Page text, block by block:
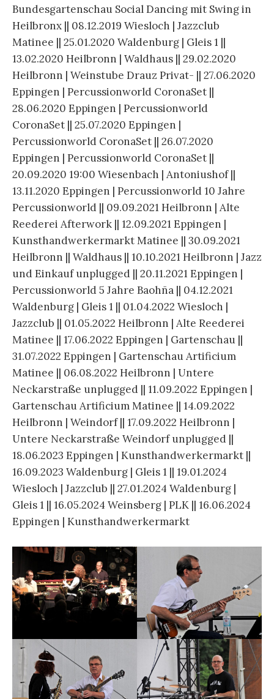
Bundesgartenschau Social Dancing mit Swing in
Heilbronx || 08.12.2019 Wiesloch | Jazzclub
Matinee || 25.01.2020 Waldenburg | Gleis 1 ||
13.02.2020 Heilbronn | Waldhaus || 29.02.2020
Heilbronn | Weinstube Drauz Privat- || 27.06.2020
Eppingen | Percussionworld CoronaSet ||
28.06.2020 Eppingen | Percussionworld
CoronaSet || 25.07.2020 Eppingen |
Percussionworld CoronaSet || 26.07.2020
Eppingen | Percussionworld CoronaSet ||
20.09.2020 19:00 Wiesenbach | Antoniushof ||
13.11.2020 Eppingen | Percussionworld 10 Jahre
Percussionworld || 09.09.2021 Heilbronn | Alte
Reederei Afterwork || 12.09.2021 Eppingen |
Kunsthandwerkermarkt Matinee || 30.09.2021
Heilbronn || Waldhaus || 10.10.2021 Heilbronn | Jazz
und Einkauf unplugged || 20.11.2021 Eppingen |
Percussionworld 5 Jahre Baohña || 04.12.2021
Waldenburg | Gleis 1 || 01.04.2022 Wiesloch |
Jazzclub || 01.05.2022 Heilbronn | Alte Reederei
Matinee || 17.06.2022 Eppingen | Gartenschau ||
31.07.2022 Eppingen | Gartenschau Artificium
Matinee || 06.08.2022 Heilbronn | Untere
Neckarstraße unplugged || 11.09.2022 Eppingen |
Gartenschau Artificium Matinee || 14.09.2022
Heilbronn | Weindorf || 17.09.2022 Heilbronn |
Untere Neckarstraße Weindorf unplugged ||
18.06.2023 Eppingen | Kunsthandwerkermarkt ||
16.09.2023 Waldenburg | Gleis 1 || 19.01.2024
Wiesloch | Jazzclub || 27.01.2024 Waldenburg |
Gleis 1 || 16.05.2024 Weinsberg | PLK || 16.06.2024
Eppingen | Kunsthandwerkermarkt